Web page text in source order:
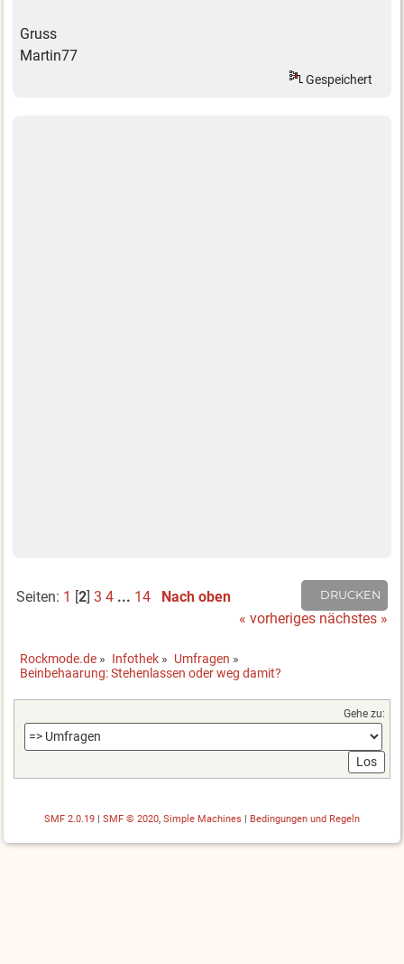
Gruss
Martin77
Gespeichert
DRUCKEN
Seiten: 1 [2] 3 4 ... 14
Nach oben
« vorheriges nächstes »
Rockmode.de » Infothek » Umfragen »
Beinbehaarung: Stehenlassen oder weg damit?
Gehe zu:
SMF 2.0.19 SMF © 2020, Simple Machines Bedingungen und Regeln